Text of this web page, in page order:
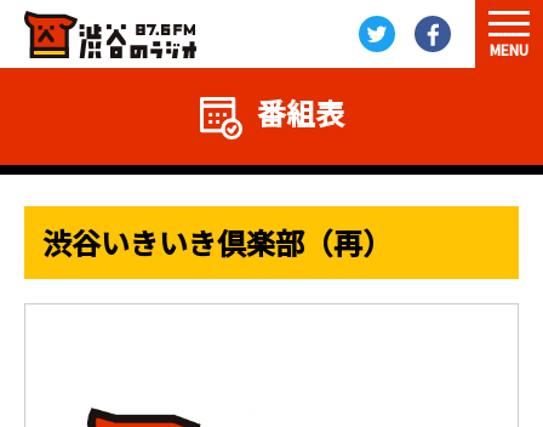
MENU
番組表
渋谷いきいき倶楽部（再）